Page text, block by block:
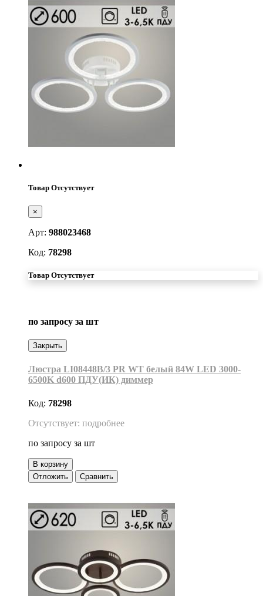
Товар Отсутствует
×
Арт: 988023468
Код: 78298
Товар Отсутствует
по запросу за шт
Закрыть
Люстра LI08448B/3 PR WT белый 84W LED 3000-
6500K d600 ПДУ(ИК) диммер
Код: 78298
Отсутствует: подробнее
по запросу за шт
В корзину
Отложить
Сравнить